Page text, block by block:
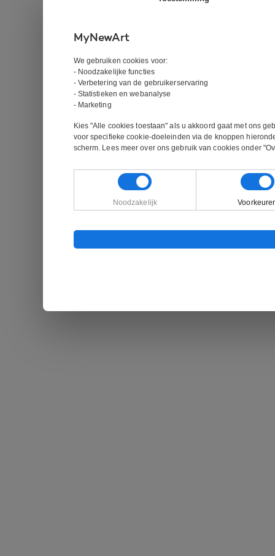
MyNewArt
We gebruiken cookies voor:
- Noodzakelijke functies
- Verbetering van de gebruikerservaring
- Statistieken en webanalyse
- Marketing
Kies "Alle cookies toestaan" als u akkoord gaat met ons
voor specifieke cookie-doeleinden via de knoppen
scherm. Lees meer over ons gebruik van cookies onder
Noodzakelijk